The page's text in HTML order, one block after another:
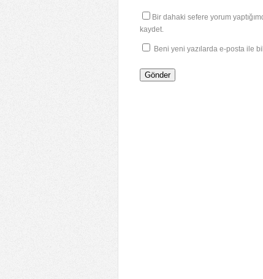
Bir dahaki sefere yorum
kaydet.
Beni yeni yazılarda e-posta ile